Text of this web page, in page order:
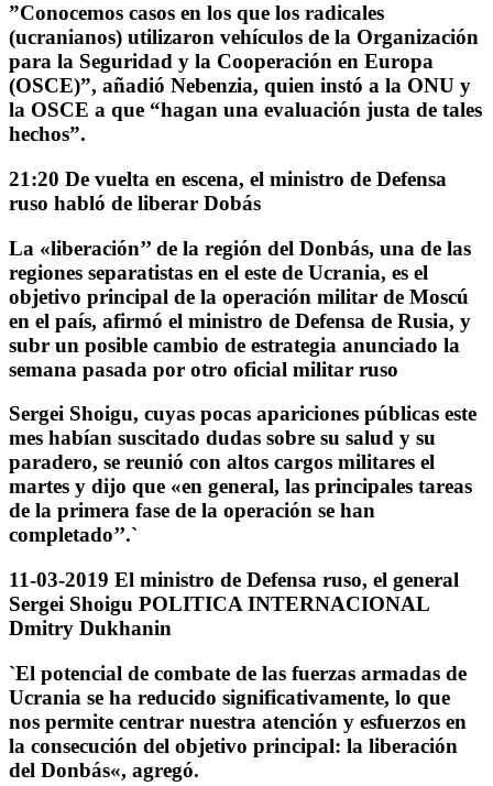
”Conocemos casos en los que los radicales
(ucranianos) utilizaron vehículos de la Organización
para la Seguridad y la Cooperación en Europa
(OSCE)”, añadió Nebenzia, quien instó a la ONU y
la OSCE a que “hagan una evaluación justa de tales
hechos”.
21:20 De vuelta en escena, el ministro de Defensa
ruso habló de liberar Dobás
La «liberación’’ de la región del Donbás, una de las
regiones separatistas en el este de Ucrania, es el
objetivo principal de la operación militar de Moscú
en el país, afirmó el ministro de Defensa de Rusia, y
subr un posible cambio de estrategia anunciado la
semana pasada por otro oficial militar ruso
Sergei Shoigu, cuyas pocas apariciones públicas este
mes habían suscitado dudas sobre su salud y su
paradero, se reunió con altos cargos militares el
martes y dijo que «en general, las principales tareas
de la primera fase de la operación se han
completado’’.`
11-03-2019 El ministro de Defensa ruso, el general
Sergei Shoigu POLITICA INTERNACIONAL
Dmitry Dukhanin
`El potencial de combate de las fuerzas armadas de
Ucrania se ha reducido significativamente, lo que
nos permite centrar nuestra atención y esfuerzos en
la consecución del objetivo principal: la liberación
del Donbás«, agregó.